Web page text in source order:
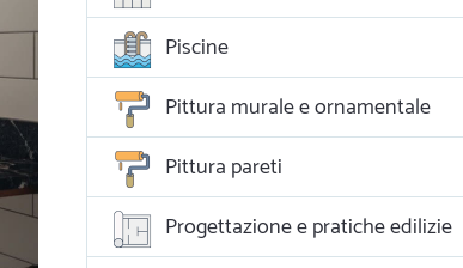
Piscine
Pittura murale e ornamentale
Pittura pareti
Progettazione e pratiche edilizie